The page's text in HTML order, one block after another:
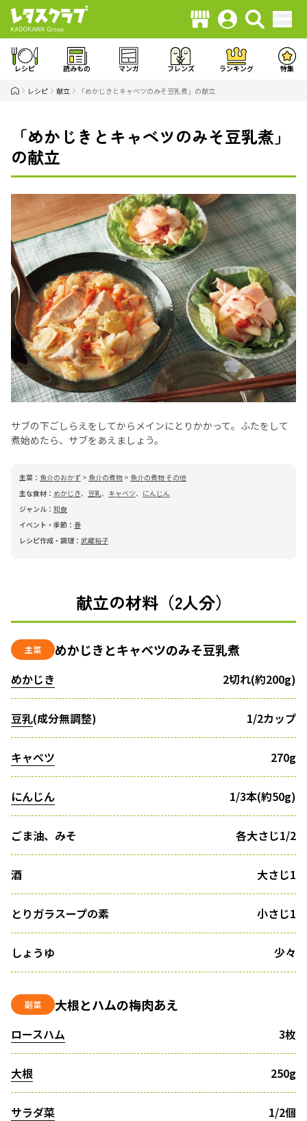
レシピ 読みもの マンガ フレンズ ランキング 特集
レシピ 献立 「めかじきとキャベツのみそ豆乳煮」の献立
「めかじきとキャベツのみそ豆乳煮」
の献立
サブの下ごしらえをしてからメインにとりかかって。ふたをして
煮始めたら、サブをあえましょう。
主菜： 魚介のおかず > 魚介の煮物 > 魚介の煮物 その他
主な食材： めかじき、 豆乳、 キャベツ、 にんじん
ジャンル： 和食
イベント・季節： 春
レシピ作成・調理： 武蔵裕子
献立の材料（2人分）
主菜 めかじきとキャベツのみそ豆乳煮
めかじき 2切れ(約200g)
豆乳(成分無調整) 1/2カップ
キャベツ 270g
にんじん 1/3本(約50g)
ごま油、みそ 各大さじ1/2
酒 大さじ1
とりガラスープの素 小さじ1
しょうゆ 少々
副菜 大根とハムの梅肉あえ
ロースハム 3枚
大根 250g
サラダ菜 1/2個